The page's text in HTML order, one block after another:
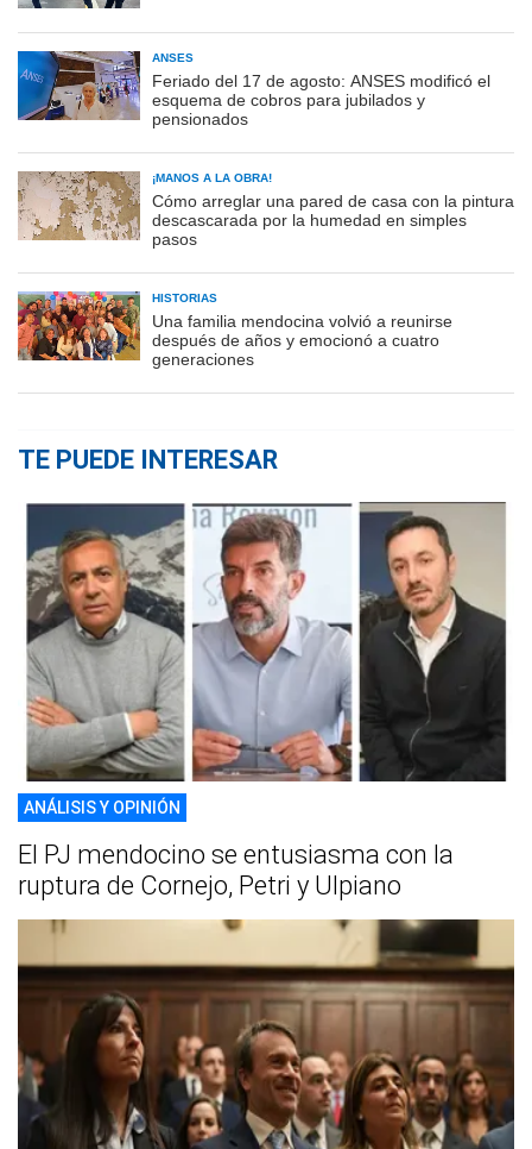
ANSES
Feriado del 17 de agosto: ANSES modificó el
esquema de cobros para jubilados y
pensionados
¡MANOS A LA OBRA!
Cómo arreglar una pared de casa con la pintura
descascarada por la humedad en simples
pasos
HISTORIAS
Una familia mendocina volvió a reunirse
después de años y emocionó a cuatro
generaciones
TE PUEDE INTERESAR
ANÁLISIS Y OPINIÓN
El PJ mendocino se entusiasma con la
ruptura de Cornejo, Petri y Ulpiano